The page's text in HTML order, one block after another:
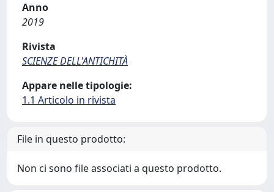
Anno
2019
Rivista
SCIENZE DELL'ANTICHITÀ
Appare nelle tipologie:
1.1 Articolo in rivista
File in questo prodotto:
Non ci sono file associati a questo prodotto.